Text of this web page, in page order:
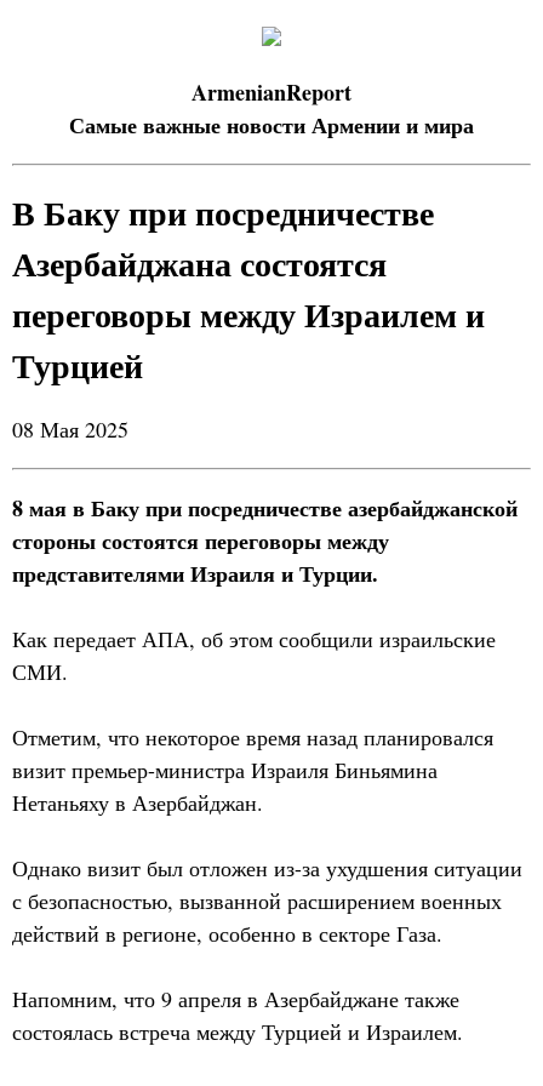
ArmenianReport
Самые важные новости Армении и мира
В Баку при посредничестве
Азербайджана состоятся
переговоры между Израилем и
Турцией
08 Мая 2025
8 мая в Баку при посредничестве азербайджанской
стороны состоятся переговоры между
представителями Израиля и Турции.
Как передает АПА, об этом сообщили израильские
СМИ.
Отметим, что некоторое время назад планировался
визит премьер-министра Израиля Биньямина
Нетаньяху в Азербайджан.
Однако визит был отложен из-за ухудшения ситуации
с безопасностью, вызванной расширением военных
действий в регионе, особенно в секторе Газа.
Напомним, что 9 апреля в Азербайджане также
состоялась встреча между Турцией и Израилем.